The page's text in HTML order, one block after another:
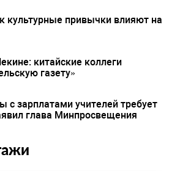
культурные привычки влияют на
китайские коллеги
газету»
с зарплатами учителей требует
глава Минпросвещения